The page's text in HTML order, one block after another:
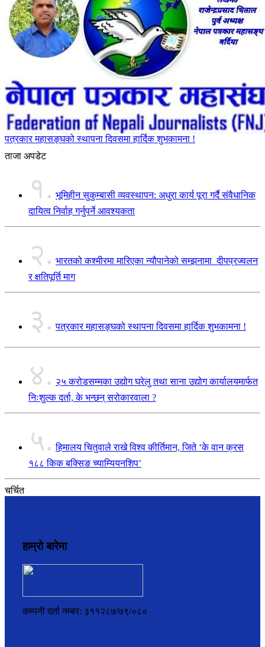
पत्रकार महासङ्घको स्थापना दिवसमा हार्दिक शुभकामना !
ताजा अपडेट
१. भूमिहीन सुकुम्बासी व्यवस्थापन: अधुरा कार्य पूरा गर्दै संवैधानिक
दायित्व निर्वाह गर्नुपर्ने आवश्यकता
२. भारतको कश्मीरमा मारिएका न्यौपानेको सम्झनामा दीपप्रज्वलन
र क्षतिपूर्ति माग
३. पत्रकार महासङ्घको स्थापना दिवसमा हार्दिक शुभकामना !
४. २५ करोडसम्मका उद्योग घरेलु तथा साना उद्योग कार्यालयमार्फत
निःशुल्क दर्ता, के भन्छन् सरोकारवाला ?
५. हिमालय चितुवाले राखे विश्व कीर्तिमान, जिते ‘के वान क्रस
१८८ किक बक्सिङ च्याम्यियनशिप’
चर्चित
हाम्रो बारेमा
कम्पनी दर्ता नम्बर: ३११२८७/७९/०८०